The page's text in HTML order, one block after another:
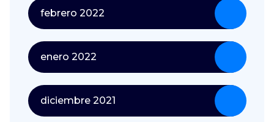
febrero 2022
enero 2022
diciembre 2021